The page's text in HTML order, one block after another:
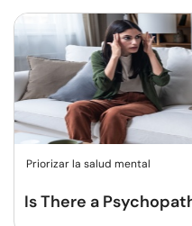
Priorizar la salud mental
Is There a